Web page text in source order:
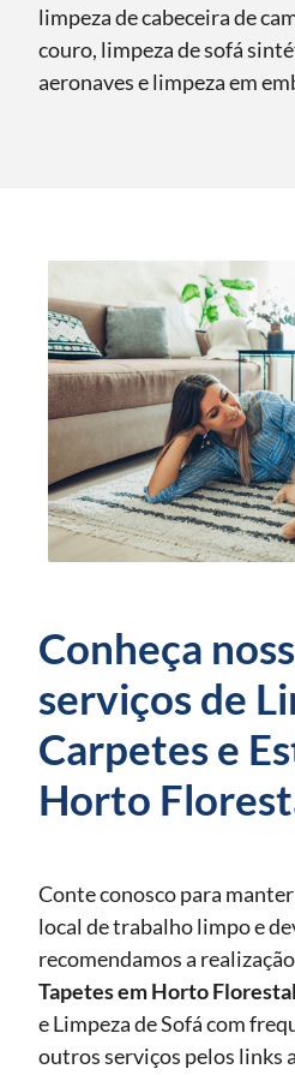
limpeza de cabeceira de
couro, limpeza de sofá
aeronaves e limpeza em
Conheça
serviços de
Carpetes e
Horto
Conte conosco para manter
local de trabalho limpo e
recomendamos a
Tapetesem Horto Florestal
e Limpeza de Sofá com
outros serviços pelos links